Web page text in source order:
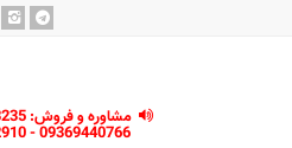
09369440766 - 09363112910 - 02146133754